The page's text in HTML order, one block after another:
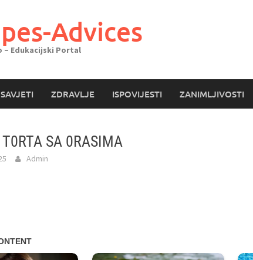
Advices
– Edukacijski Portal
SAVJETI ZDRAVLJE ISPOVIJESTI ZANIMLJIVOSTI
SA 0RASIMA
Admin